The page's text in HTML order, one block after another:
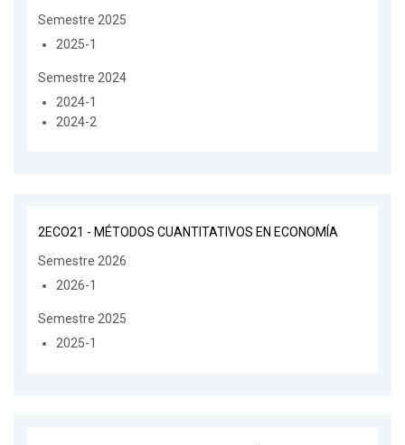
Semestre 2025
2025-1
Semestre 2024
2024-1
2024-2
2ECO21 - MÉTODOS CUANTITATIVOS EN ECONOMÍA
Semestre 2026
2026-1
Semestre 2025
2025-1